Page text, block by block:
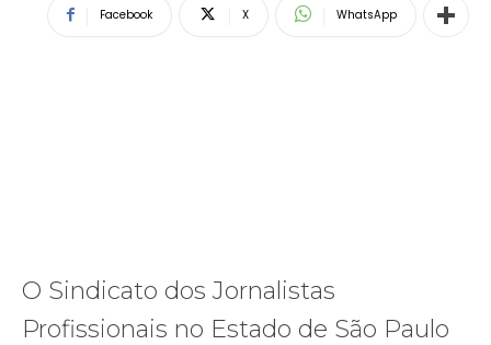
Facebook X WhatsApp
O Sindicato dos Jornalistas
Profissionais no Estado de São Paulo